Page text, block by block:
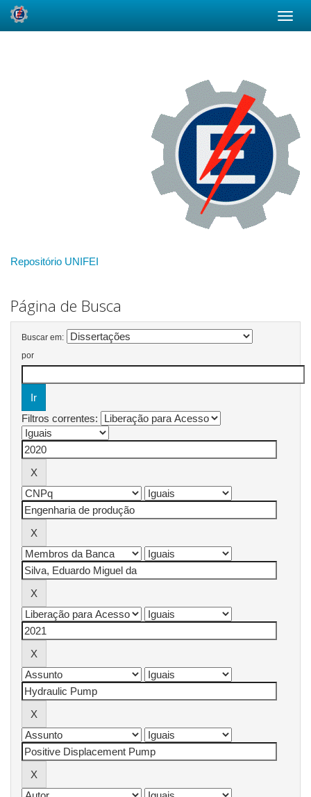
Repositório UNIFEI
Página de Busca
Buscar em:
por
Filtros correntes: